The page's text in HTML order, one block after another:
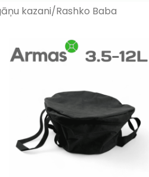
kazani Rashko Baba